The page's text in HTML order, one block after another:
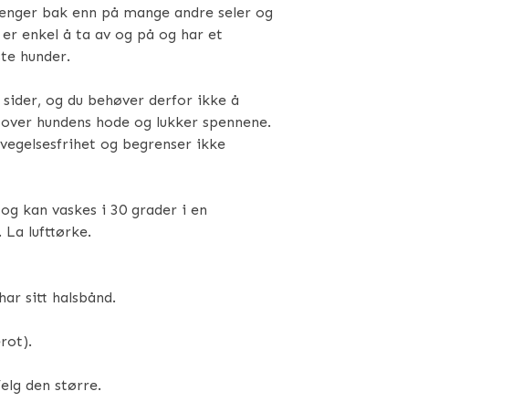
bak enn på mange andre seler og
enkel å ta av og på og har et
hunder.
og du behøver derfor ikke å
hundens hode og lukker spennene.
og begrenser ikke
kan vaskes i 30 grader i en
La lufttørke.
sitt halsbånd.
den større.